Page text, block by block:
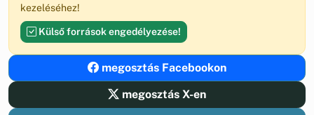
kezeléséhez!
Külső források engedélyezése!
megosztás Facebookon
megosztás X-en